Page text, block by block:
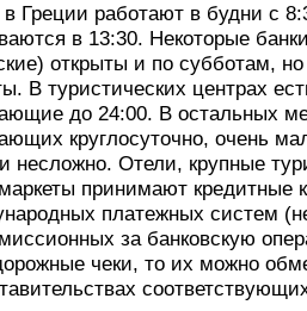
в Греции работают в будни с
в 13:30. Некоторые
открыты и по субботам,
В туристических центрах
до 24:00. В остальных
круглосуточно, очень
несложно. Отели, крупные
принимают кредитные
платежных систем
за банковскую
чеки, то их можно